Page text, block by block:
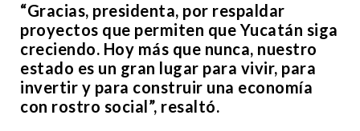
“Gracias, presidenta, por respaldar
proyectos que permiten que Yucatán siga
creciendo. Hoy más que nunca, nuestro
estado es un gran lugar para vivir, para
invertir y para construir una economía
con rostro social”, resaltó.